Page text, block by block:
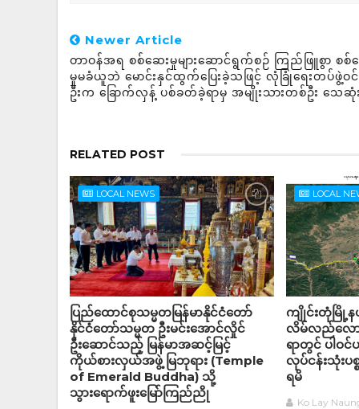
Newer Article
တာဝန်အရ စစ်ဆေးမှုများဆောင်ရွက်စဉ် ကြည်ဖြူစွာ စစ်
မှုမခံယူဘဲ မောင်းနှင်ထွက်ပြေးခဲ့သဖြင့် လုံခြုံရေးတပ်ဖွဲ့ဝ
ဦးက ခြောက်လှန့် ပစ်ခတ်ခဲ့ရာမှ အမျိုးသားတစ်ဦး သေဆုံ
RELATED POST
LOCAL NEWS
ပြည်ထောင်စုသမ္မတမြန်မာနိုင်ငံတော်
နိုင်ငံတော်သမ္မတ ဦးမင်းအောင်လှိုင်
ဦးဆောင်သည့် မြန်မာအဆင့်မြင့်
ကိုယ်စားလှယ်အဖွဲ့ မြဘုရား (Temple
of Emerald Buddha) သို့
သွားရောက်ဖူးမြော်ကြည်ညို
LOCAL
ကျိုင်းတုံမြို့
လိမ်လည်လော
ရာတွင် ပါဝ
လုပ်ငန်းသုံးပ
ရမိ
Ko Lay